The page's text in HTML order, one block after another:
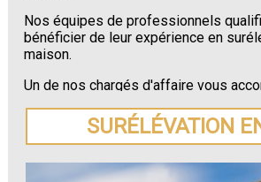
Nos équipes de professionnels
bénéficier de leur expérience en
maison.
Un de nos chargés d'affaire vous
surélévation de maison à Lyon.
SURÉLÉVATION